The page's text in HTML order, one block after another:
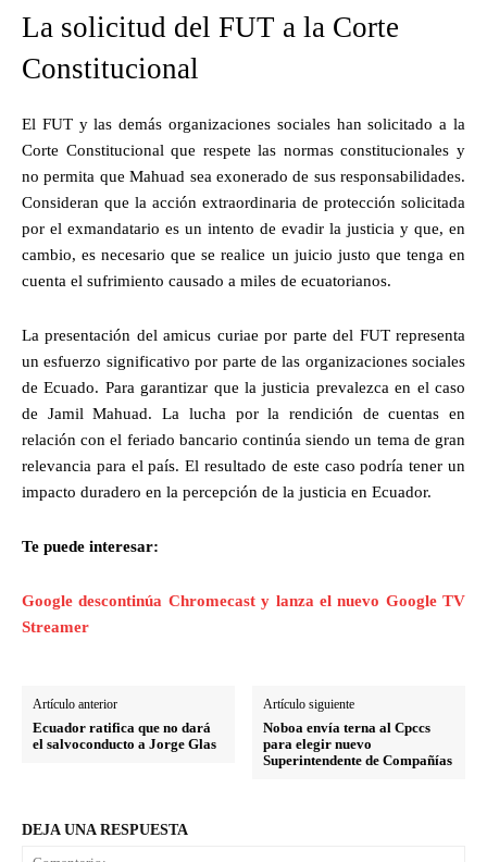
La solicitud del FUT a la Corte
Constitucional
El FUT y las demás organizaciones sociales han solicitado a la
Corte Constitucional que respete las normas constitucionales y
no permita que Mahuad sea exonerado de sus responsabilidades.
Consideran que la acción extraordinaria de protección solicitada
por el exmandatario es un intento de evadir la justicia y que, en
cambio, es necesario que se realice un juicio justo que tenga en
cuenta el sufrimiento causado a miles de ecuatorianos.
La presentación del amicus curiae por parte del FUT representa
un esfuerzo significativo por parte de las organizaciones sociales
de Ecuado. Para garantizar que la justicia prevalezca en el caso
de Jamil Mahuad. La lucha por la rendición de cuentas en
relación con el feriado bancario continúa siendo un tema de gran
relevancia para el país. El resultado de este caso podría tener un
impacto duradero en la percepción de la justicia en Ecuador.
Te puede interesar:
Google descontinúa Chromecast y lanza el nuevo Google TV
Streamer
Artículo anterior
Ecuador ratifica que no dará
el salvoconducto a Jorge Glas
Artículo siguiente
Noboa envía terna al Cpccs
para elegir nuevo
Superintendente de Compañías
DEJA UNA RESPUESTA